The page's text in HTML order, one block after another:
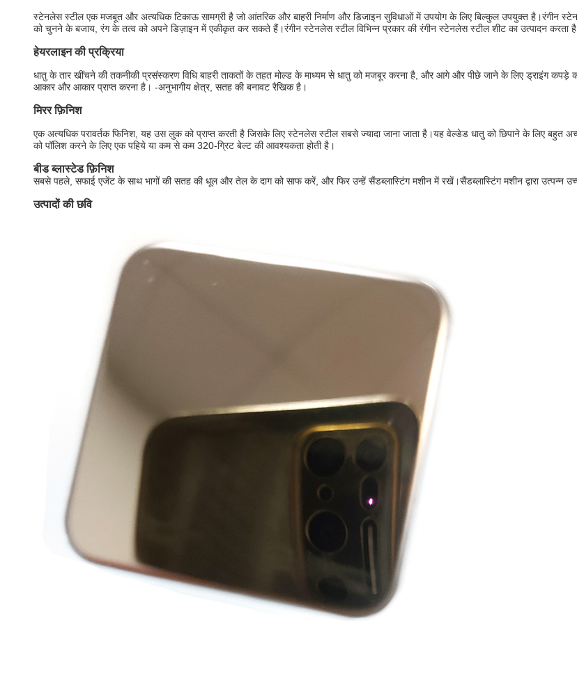
स्टेनलेस स्टील एक मजबूत और अत्यधिक टिकाऊ सामग्री है जो आंतरिक और बाहरी निर्माण और डिजाइन सुविधाओं में उपयोग के लिए बिल्कुल उपयुक्त है।रंगीन
को चुनने के बजाय, रंग के तत्व को अपने डिज़ाइन में एकीकृत कर सकते हैं।रंगीन स्टेनलेस स्टील विभिन्न प्रकार की रंगीन स्टेनलेस स्टील शीट का उत्पादन करता है,
हेयरलाइन की प्रक्रिया
धातु के तार खींचने की तकनीकी प्रसंस्करण विधि बाहरी ताकतों के तहत मोल्ड के माध्यम से धातु को मजबूर करना है, और आगे और पीछे जाने के लिए ड्राइंग
आकार और आकार प्राप्त करना है। -अनुभागीय क्षेत्र, सतह की बनावट रैखिक है।
मिरर फ़िनिश
एक अत्यधिक परावर्तक फिनिश, यह उस लुक को प्राप्त करती है जिसके लिए स्टेनलेस स्टील सबसे ज्यादा जाना जाता है।यह वेल्डेड धातु को छिपाने के लिए बहुत
को पॉलिश करने के लिए एक पहिये या कम से कम 320-ग्रिट बेल्ट की आवश्यकता होती है।
बीड ब्लास्टेड फ़िनिश
सबसे पहले, सफाई एजेंट के साथ भागों की सतह की धूल और तेल के दाग को साफ करें, और फिर उन्हें सैंडब्लास्टिंग मशीन में रखें।सैंडब्लास्टिंग मशीन द्वारा उत्पन्न
उत्पादों की छवि